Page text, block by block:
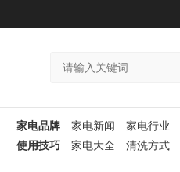
家电品牌 家电新闻 家电行业
使用技巧 家电大全 清洗方式